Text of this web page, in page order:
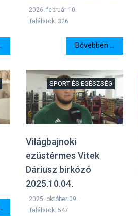
2026. február 10.
Találatok: 326
Bővebben ...
Világbajnoki
ezüstérmes Vitek
Dáriusz birkózó
2025.10.04.
SPORT ÉS EGÉSZSÉG
2025. október 09.
Találatok: 547